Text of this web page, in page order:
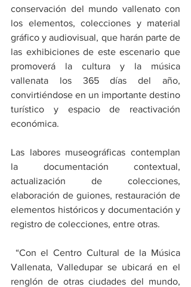
conservación del mundo vallenato con
los elementos, colecciones y material
gráfico y audiovisual, que harán parte de
las exhibiciones de este escenario que
promoverá la cultura y la música
vallenata los 365 días del año,
convirtiéndose en un importante destino
turístico y espacio de reactivación
económica.
Las labores museográficas contemplan
la documentación contextual,
actualización de colecciones,
elaboración de guiones, restauración de
elementos históricos y documentación y
registro de colecciones, entre otras.
Vallenata, Valledupar se ubicará en el
renglón de otras ciudades del mundo,